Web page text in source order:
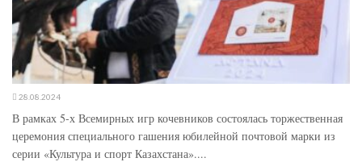
28.08.2024
В рамках 5-х Всемирных игр кочевников состоялась торжественная
церемония специального гашения юбилейной почтовой марки из
серии «Культура и спорт Казахстана»....